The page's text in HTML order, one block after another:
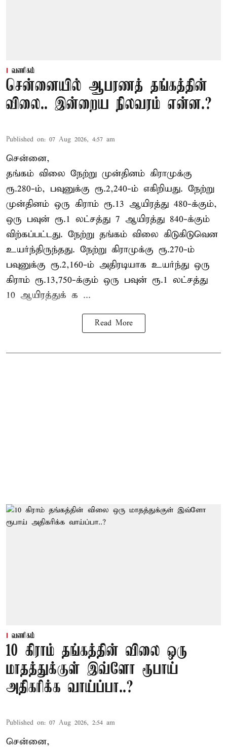
வணிகம்
சென்னையில் ஆபரணத் தங்கத்தின்
விலை.. இன்றைய நிலவரம் என்ன.?
Published on: 07 Aug 2026, 4:57 am
சென்னை,
தங்கம் விலை நேற்று முன்தினம் கிராமுக்கு
ரூ.280-ம், பவுனுக்கு ரூ.2,240-ம் எகிறியது. நேற்று
முன்தினம் ஒரு கிராம் ரூ.13 ஆயிரத்து 480-க்கும்,
ஒரு பவுன் ரூ.1 லட்சத்து 7 ஆயிரத்து 840-க்கும்
விற்கப்பட்டது. நேற்று தங்கம் விலை கிடுகிடுவென
உயர்ந்திருந்தது. நேற்று கிராமுக்கு ரூ.270-ம்
பவுனுக்கு ரூ.2,160-ம் அதிரடியாக உயர்ந்து ஒரு
கிராம் ரூ.13,750-க்கும் ஒரு பவுன் ரூ.1 லட்சத்து
10 ஆயிரத்துக் க ...
Read More
வணிகம்
10 கிராம் தங்கத்தின் விலை ஒரு
மாதத்துக்குள் இவ்ளோ ரூபாய்
அதிகரிக்க வாய்ப்பா..?
Published on: 07 Aug 2026, 2:54 am
சென்னை,